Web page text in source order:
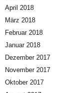
April 2018
März 2018
Februar 2018
Januar 2018
Dezember 2017
November 2017
Oktober 2017